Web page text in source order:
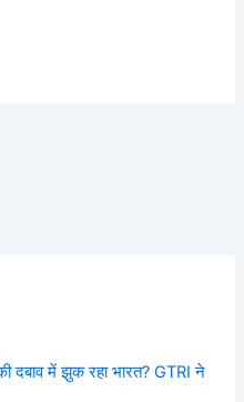
दबाव में झुक रहा भारत? GTRI ने